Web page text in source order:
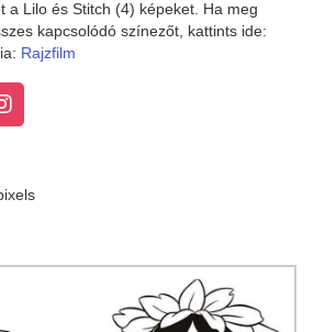
a Lilo és Stitch (4) képeket. Ha meg
kapcsolódó színezőt, kattints ide:
Rajzfilm